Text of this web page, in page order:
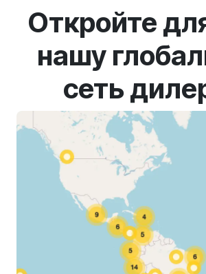
Откройте
нашу
сеть